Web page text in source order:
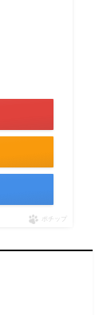
ポチップ